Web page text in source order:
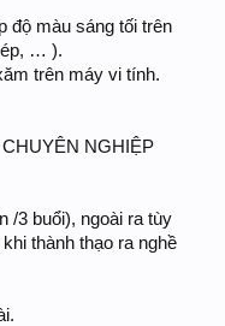
độ màu sáng tối trên
… ).
trên máy vi tính.
NGHIỆP
/3 buổi), ngoài ra tùy
thành thạo ra nghề